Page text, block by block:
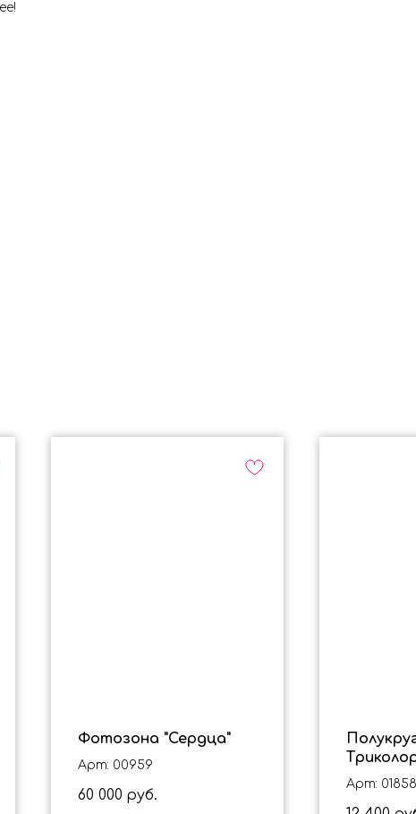
Фотозона "Сердца"
Арт: 00959
60 000 руб.
длинной
Арт: 01858